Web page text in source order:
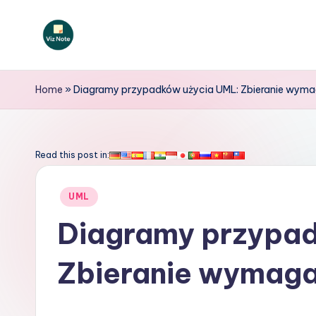
V
iz
o
Home »Diagramy przypadków użycia UML: Zbieranie
Read this post in:
Posted
UML
Diagramy
Zbieranie